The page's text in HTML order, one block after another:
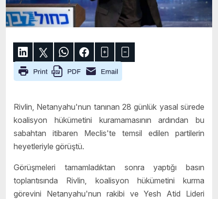
Rivlin, Netanyahu'nun tanınan 28 günlük yasal sürede
koalisyon hükümetini kuramamasının ardından bu
sabahtan itibaren Meclis'te temsil edilen partilerin
heyetleriyle görüştü.
Görüşmeleri tamamladıktan sonra yaptığı basın
toplantısında Rivlin, koalisyon hükümetini kurma
görevini Netanyahu'nun rakibi ve Yesh Atid Lideri